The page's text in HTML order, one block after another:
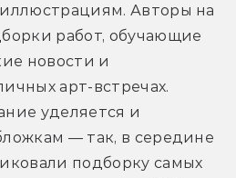
Авторы на
работ, обучающие
новости и
арт-встречах.
уделяется и
— так, в середине
подборку самых